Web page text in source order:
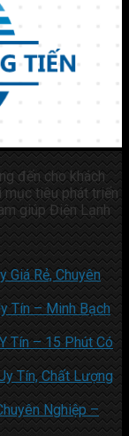
đến cho khách
mục tiêu phát triển
giúp Điện Lạnh
Giá Rẻ, Chuyên
Tín – Minh Bạch
Tín – 15 Phút Có
Tín, Chất Lượng
Nghiệp –